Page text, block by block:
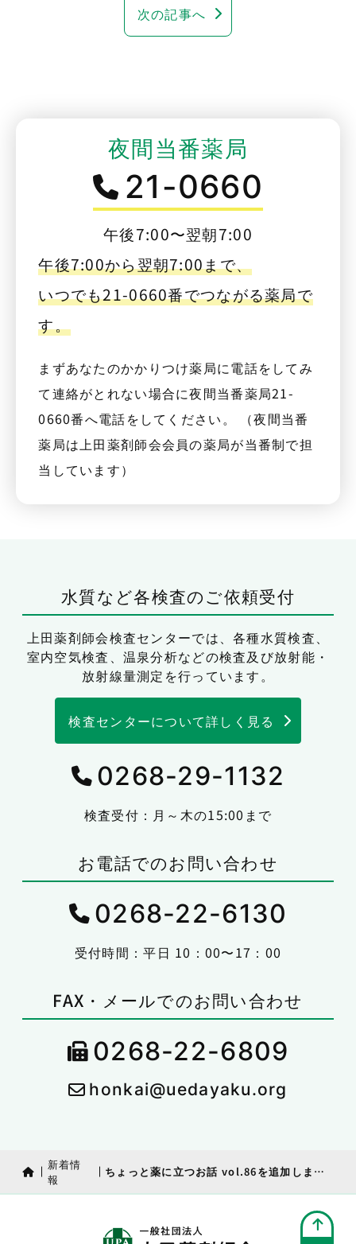
次の記事へ
夜間当番薬局
21-0660
午後7:00〜翌朝7:00
午後7:00から翌朝7:00まで、
いつでも21-0660番でつながる薬局で
す。
まずあなたのかかりつけ薬局に電話をしてみ
て連絡がとれない場合に夜間当番薬局21-
0660番へ電話をしてください。 （夜間当番
薬局は上田薬剤師会会員の薬局が当番制で担
当しています）
水質など各検査のご依頼受付
上田薬剤師会検査センターでは、各種水質検査、
室内空気検査、温泉分析などの検査及び放射能・
放射線量測定を行っています。
検査センターについて詳しく見る
0268-29-1132
検査受付：月～木の15:00まで
お電話でのお問い合わせ
0268-22-6130
受付時間：平日 10：00〜17：00
FAX・メールでのお問い合わせ
0268-22-6809
honkai@uedayaku.org
新着情
報
ちょっと薬に立つお話 vol.86を追加しました